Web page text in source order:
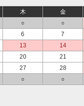
木 金
○ ○
6 7
13 14
20 21
27 28
○ ○